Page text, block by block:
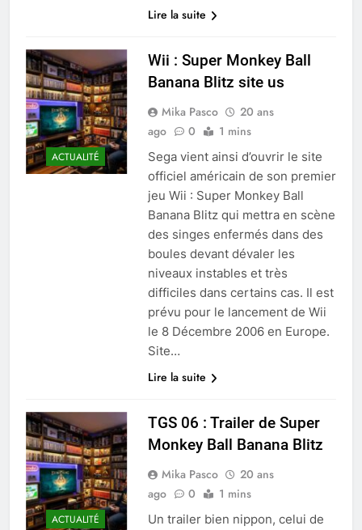
Lire la suite
ACTUALITÉ
Wii : Super Monkey Ball
Banana Blitz site us
Mika Pasco
20 ans
ago
0 1 mins
Sega vient ainsi d’ouvrir le site
officiel américain de son premier
jeu Wii : Super Monkey Ball
Banana Blitz qui mettra en scène
des singes enfermés dans des
boules devant dévaler les
niveaux instables et très
difficiles dans certains cas. Il est
prévu pour le lancement de Wii
le 8 Décembre 2006 en Europe.
Site…
Lire la suite
ACTUALITÉ
TGS 06 : Trailer de Super
Monkey Ball Banana Blitz
Mika Pasco
20 ans
ago
0 1 mins
Un trailer bien nippon, celui de